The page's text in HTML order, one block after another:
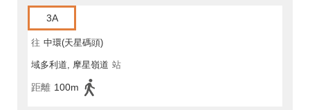
3A
往 中環(天星碼頭)
域多利道, 摩星嶺道 站
距離 100m